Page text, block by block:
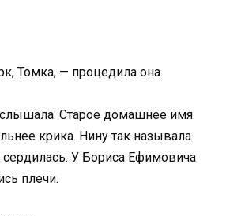
Томка, — процедила она.
Старое домашнее имя
крика. Нину так называла
сердилась. У Бориса Ефимовича
плечи.